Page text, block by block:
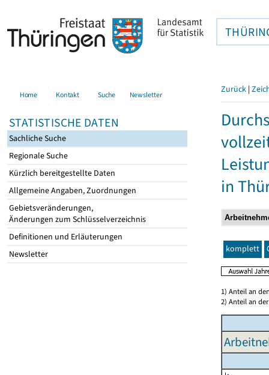
Home Kontakt Suche Newsletter
STATISTISCHE DATEN
Sachliche Suche
Regionale Suche
Kürzlich bereitgestellte Daten
Allgemeine Angaben, Zuordnungen
Gebietsveränderungen,
Änderungen zum Schlüsselverzeichnis
Definitionen und Erläuterungen
Newsletter
Zurück |
in
komplett
1) Anteil an
2) Anteil an